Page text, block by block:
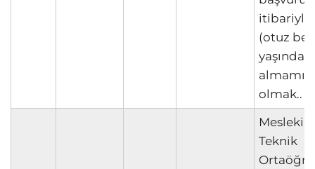
itibariyle
(otuz
almamış
olmak..
Mesleki
Teknik